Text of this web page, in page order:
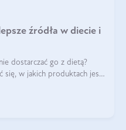
źródła w diecie i
dostarczać go z dietą?
się, w jakich produktach jest